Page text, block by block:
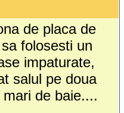
de placa de
folosesti un
impaturate,
salul pe doua
de baie....